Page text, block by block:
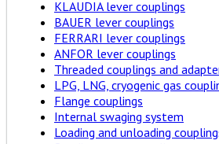
KLAUDIA lever couplings
BAUER lever couplings
FERRARI lever couplings
ANFOR lever couplings
Threaded couplings and
LPG, LNG, cryogenic gas
Flange couplings
Internal swaging system
Loading and unloading